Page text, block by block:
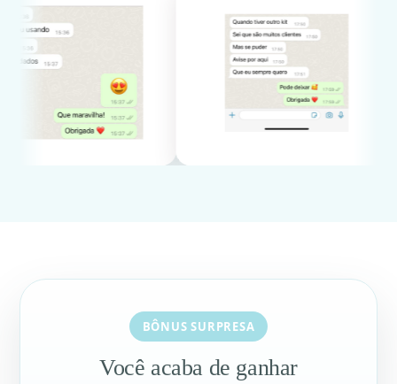
BÔNUS SURPRESA
Você acaba de ganhar